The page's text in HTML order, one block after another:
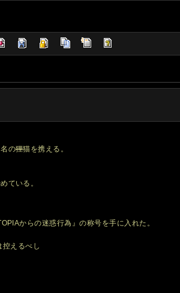
の狸猫を携える。
ている。
からの迷惑行為』の称号を手に入れた。
えるべし